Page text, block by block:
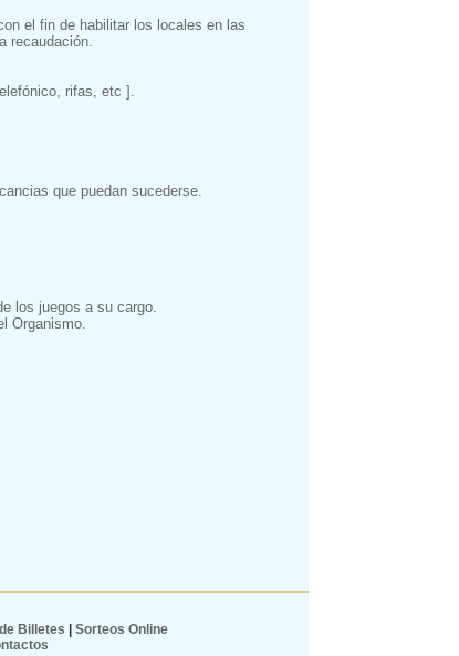
el fin de habilitar los locales en las
recaudación.
rifas, etc ].
que puedan sucederse.
los juegos a su cargo.
Organismo.
Billetes
Sorteos Online